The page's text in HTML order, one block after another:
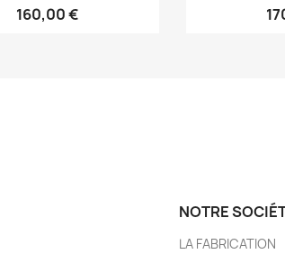
160,00 €
NOTRE
LA FABRICATION